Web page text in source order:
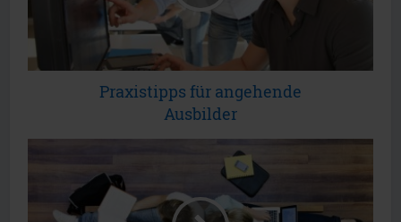
Praxistipps für angehende
Ausbilder